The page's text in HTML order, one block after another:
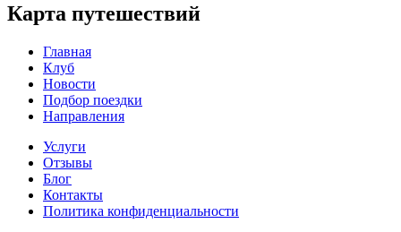
Карта путешествий
Главная
Клуб
Новости
Подбор поездки
Направления
Услуги
Отзывы
Блог
Контакты
Политика конфиденциальности